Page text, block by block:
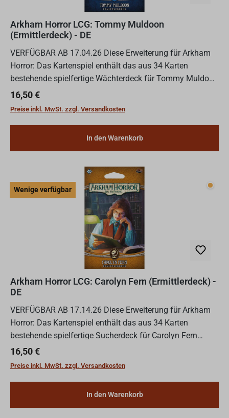
Arkham Horror LCG: Tommy Muldoon
(Ermittlerdeck) - DE
VERFÜGBAR AB 17.04.26 Diese Erweiterung für Arkham
Horror: Das Kartenspiel enthält das aus 34 Karten
bestehende spielfertige Wächterdeck für Tommy Muldoon
sowie 26 Verbesserungen für dieses Ermittlerdeck. Das
Deck und...
Regulärer Preis:
16,50 €
Preise inkl. MwSt. zzgl. Versandkosten
In den Warenkorb
Wenige verfügbar
Arkham Horror LCG: Carolyn Fern (Ermittlerdeck) -
DE
VERFÜGBAR AB 17.14.26 Diese Erweiterung für Arkham
Horror: Das Kartenspiel enthält das aus 34 Karten
bestehende spielfertige Sucherdeck für Carolyn Fern
sowie 26 Verbesserungen für dieses Ermittlerdeck. Das
Deck und d...
Regulärer Preis:
16,50 €
Preise inkl. MwSt. zzgl. Versandkosten
In den Warenkorb